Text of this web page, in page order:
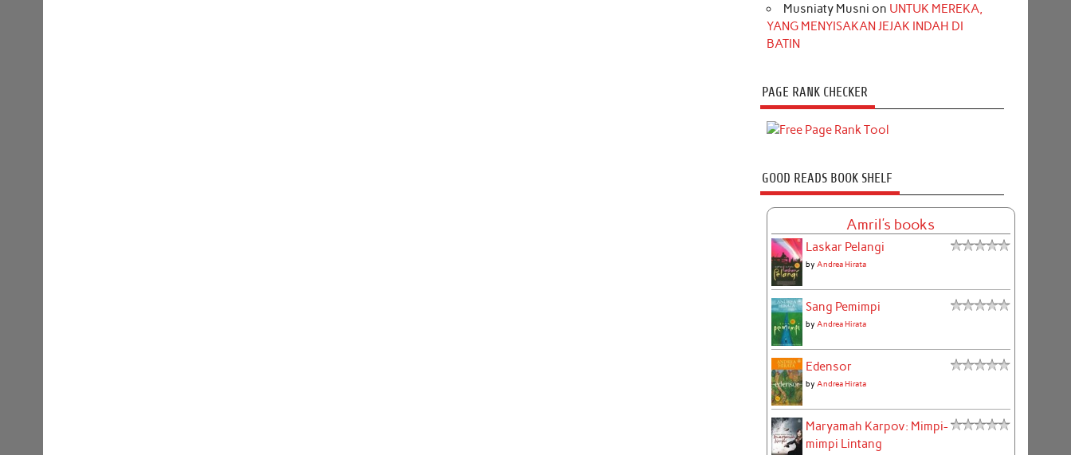
Musniaty Musni on UNTUK MEREKA,
YANG MENYISAKAN JEJAK INDAH DI
BATIN
PAGE RANK CHECKER
GOOD READS BOOK SHELF
Amril's books
Laskar Pelangi
by Andrea Hirata
Sang Pemimpi
by Andrea Hirata
Edensor
by Andrea Hirata
Maryamah Karpov: Mimpi-
mimpi Lintang